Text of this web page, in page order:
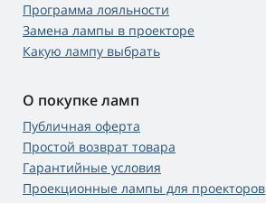
Программа лояльности
Замена лампы в проекторе
Какую лампу выбрать
О покупке ламп
Публичная оферта
Простой возврат товара
Гарантийные условия
Проекционные лампы для проекторов